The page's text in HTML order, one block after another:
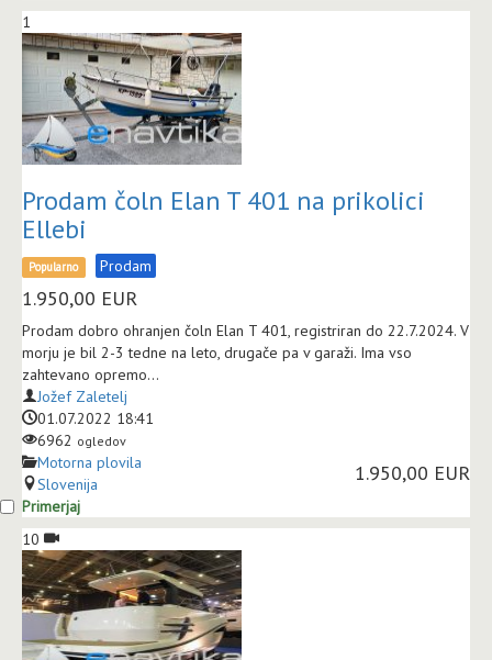
1
Prodam čoln Elan T 401 na prikolici
Ellebi
Popularno Prodam
1.950,00 EUR
Prodam dobro ohranjen čoln Elan T 401, registriran do 22.7.2024. V
morju je bil 2-3 tedne na leto, drugače pa v garaži. Ima vso
zahtevano opremo...
Jožef Zaletelj
01.07.2022 18:41
6962 ogledov
1.950,00 EUR
Motorna plovila
Slovenija
Primerjaj
10